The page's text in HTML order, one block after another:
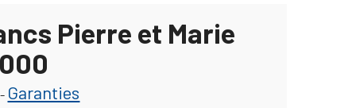
Pierre et Marie
Garanties